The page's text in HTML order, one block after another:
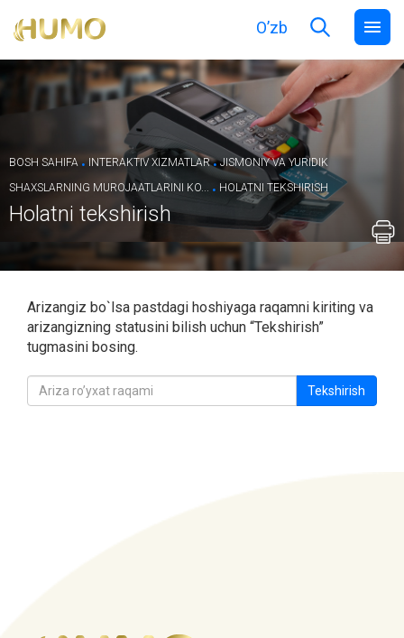
O’zb
BOSH SAHIFA . INTERAKTIV XIZMATLAR . JISMONIY VA YURIDIK
SHAXSLARNING MUROJAATLARINI KO... . HOLATNI TEKSHIRISH
Holatni tekshirish
Аrizаngiz bo`lsa pastdagi hoshiyagа rаqamni kiriting va
аrizаngizning statusini bilish uchun “Tekshirish”
tugmasini bosing.
Tekshirish